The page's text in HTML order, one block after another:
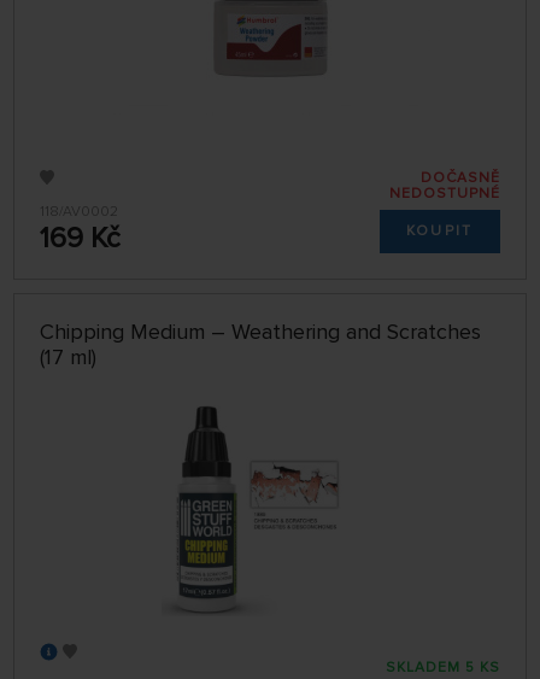
118/AV0002
169 Kč
DOČASNĚ
NEDOSTUPNÉ
KOUPIT
Chipping Medium – Weathering and Scratches
(17 ml)
SKLADEM 5 KS